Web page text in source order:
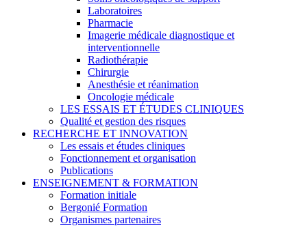
Laboratoires
Pharmacie
Imagerie médicale diagnostique et
interventionnelle
Radiothérapie
Chirurgie
Anesthésie et réanimation
Oncologie médicale
LES ESSAIS ET ÉTUDES CLINIQUES
Qualité et gestion des risques
RECHERCHE ET INNOVATION
Les essais et études cliniques
Fonctionnement et organisation
Publications
ENSEIGNEMENT & FORMATION
Formation initiale
Bergonié Formation
Organismes partenaires